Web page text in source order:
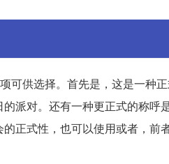
可供选择。首先是，这是一种
派对。还有一种更正式的称呼
正式性，也可以使用或者，前